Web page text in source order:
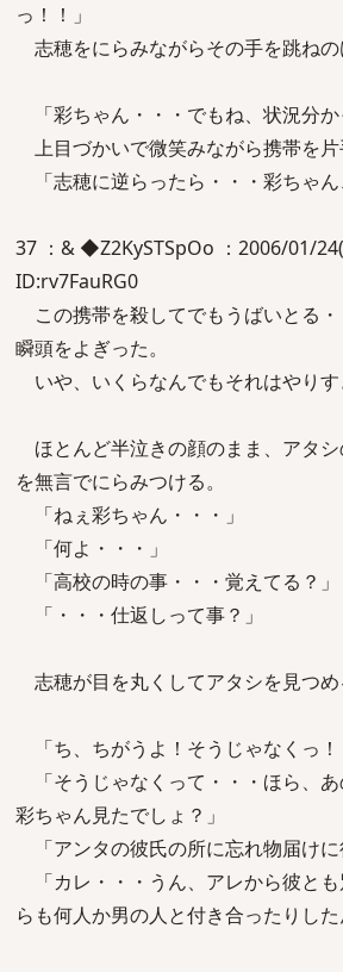
っ！！」
志穂をにらみながらその手を跳ねの
「彩ちゃん・・・でもね、状況分か
上目づかいで微笑みながら携帯を片
「志穂に逆らったら・・・彩ちゃん
37 ：& ◆Z2KySTSpOo ：2006/01/
ID:rv7FauRG0
この携帯を殺してでもうばいとる
瞬頭をよぎった。
いや、いくらなんでもそれはやりす
ほとんど半泣きの顔のまま、アタ
を無言でにらみつける。
「ねぇ彩ちゃん・・・」
「何よ・・・」
「高校の時の事・・・覚えてる？」
「・・・仕返しって事？」
志穂が目を丸くしてアタシを見つめ
「ち、ちがうよ！そうじゃなくっ！
「そうじゃなくって・・・ほら、
彩ちゃん見たでしょ？」
「アンタの彼氏の所に忘れ物届けに
「カレ・・・うん、アレから彼と
らも何人か男の人と付き合ったりした